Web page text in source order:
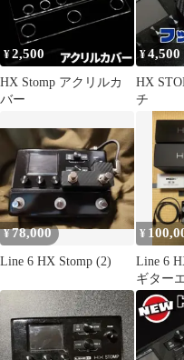
¥2,500
HX Stomp アクリルカ
バー
¥4,500
HX
チ
¥78,000
Line 6 HX Stomp (2)
¥
Line 6
ギター
クリル